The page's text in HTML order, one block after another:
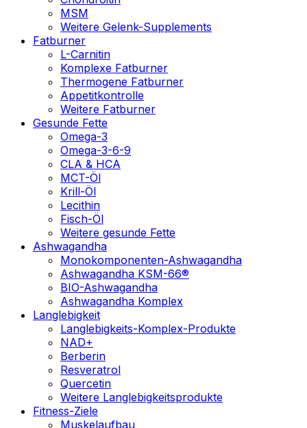
MSM
Weitere Gelenk-Supplements
Fatburner
L-Carnitin
Komplexe Fatburner
Thermogene Fatburner
Appetitkontrolle
Weitere Fatburner
Gesunde Fette
Omega-3
Omega-3-6-9
CLA & HCA
MCT-Öl
Krill-Öl
Lecithin
Fisch-Öl
Weitere gesunde Fette
Ashwagandha
Monokomponenten-Ashwagandha
Ashwagandha KSM-66®
BIO-Ashwagandha
Ashwagandha Komplex
Langlebigkeit
Langlebigkeits-Komplex-Produkte
NAD+
Berberin
Resveratrol
Quercetin
Weitere Langlebigkeitsprodukte
Fitness-Ziele
Muskelaufbau